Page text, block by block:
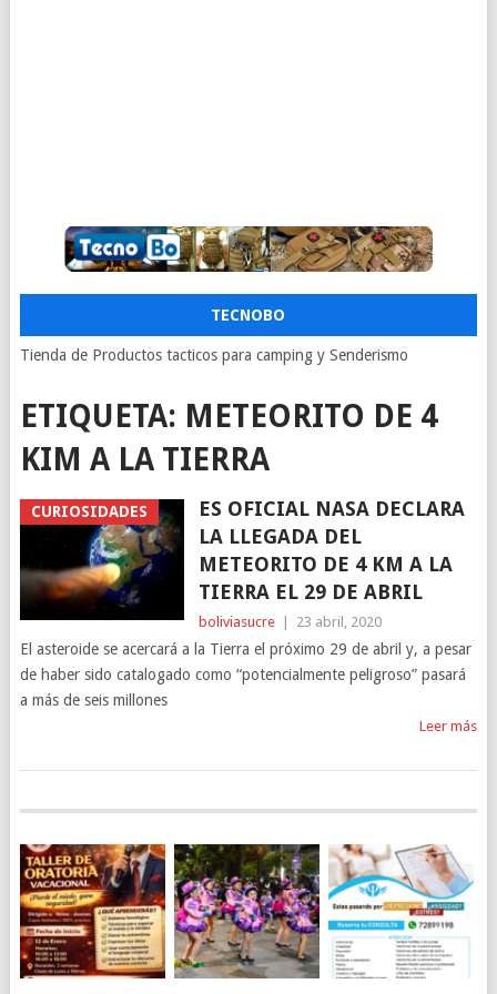
TECNOBO
Tienda de Productos tacticos para camping y Senderismo
ETIQUETA: METEORITO DE 4
KIM A LA TIERRA
CURIOSIDADES
ES OFICIAL NASA DECLARA
LA LLEGADA DEL
METEORITO DE 4 KM A LA
TIERRA EL 29 DE ABRIL
boliviasucre 23 abril, 2020
El asteroide se acercará a la Tierra el próximo 29 de abril y, a pesar
de haber sido catalogado como “potencialmente peligroso” pasará
a más de seis millones
Leer más